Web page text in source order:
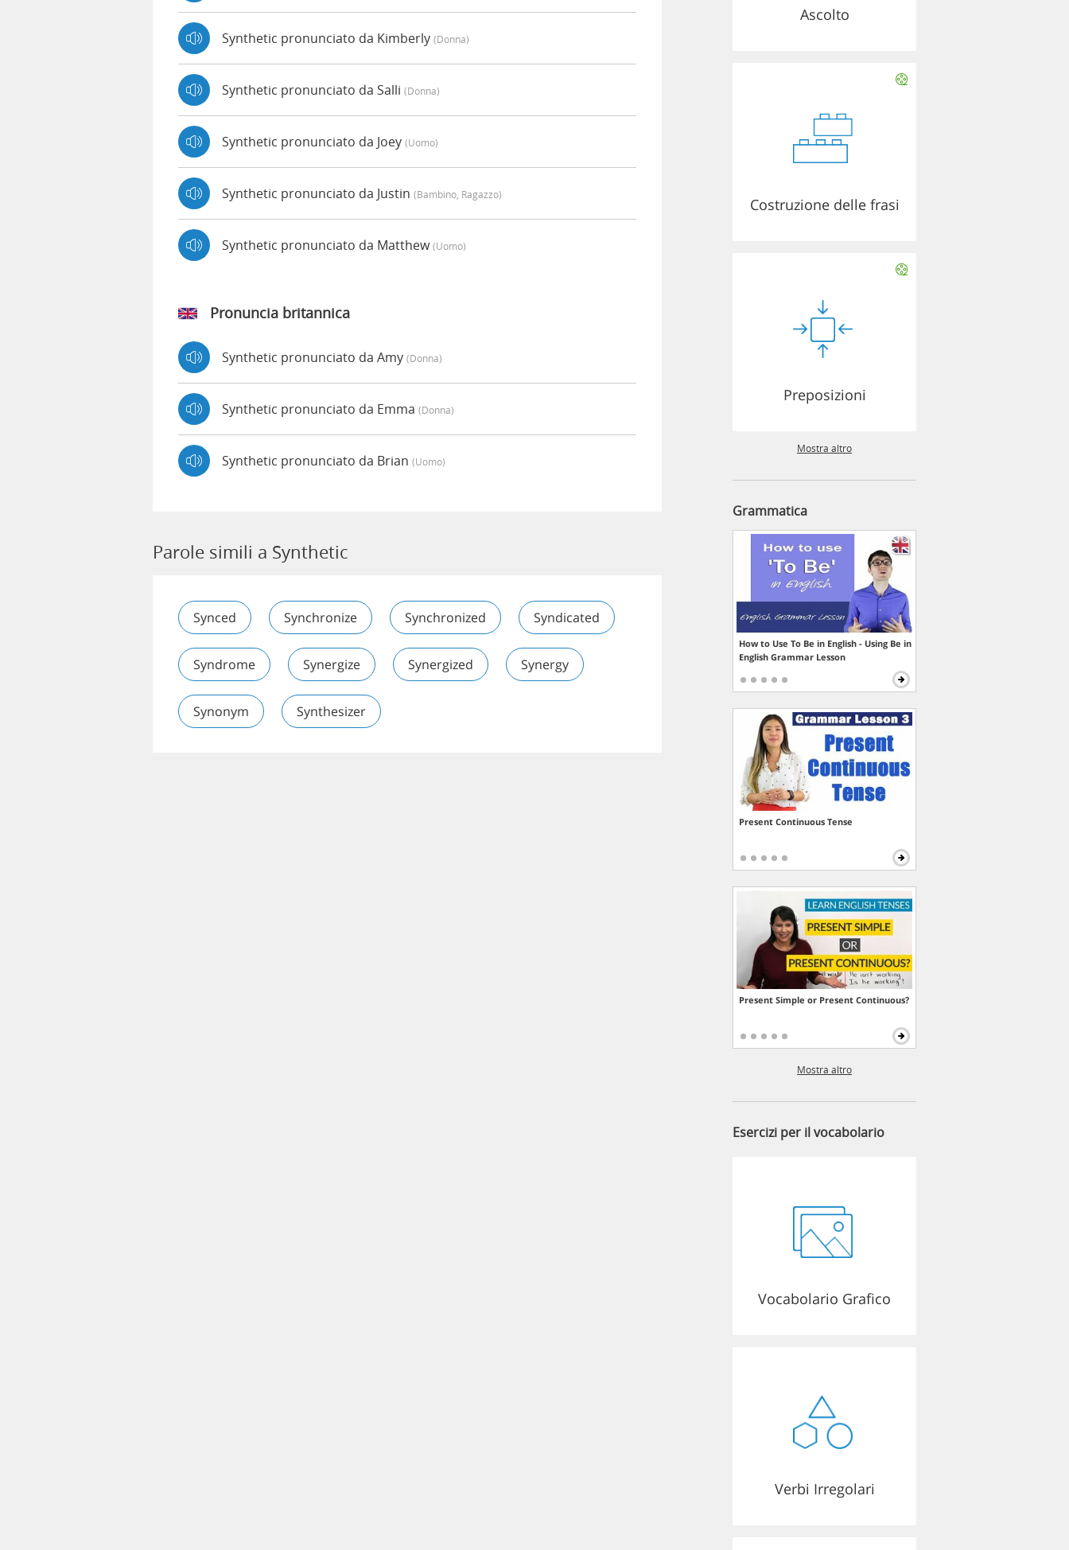
Synthetic pronunciato da Kimberly (donna)
Synthetic pronunciato da Salli (donna)
Synthetic pronunciato da Joey (uomo)
Synthetic pronunciato da Justin (bambino, Ragazzo)
Synthetic pronunciato da Matthew(uomo)
Pronuncia britannica
Synthetic pronunciato da Amy (donna)
Synthetic pronunciato da Emma (donna)
Synthetic pronunciato da Brian (uomo)
Parole simili a Synthetic
Synced Synchronize Synchronized Syndicated
Syndrome Synergize Synergized Synergy
Synonym Synthesizer
Ascolto
Costruzione delle frasi
Preposizioni
Mostra altro
Grammatica
How to Use To Be in English - Using Be in
English Grammar Lesson
Present Continuous Tense
Present Simple or Present Continuous?
Mostra altro
Esercizi per il vocabolario
Vocabolario Grafico
Verbi Irregolari